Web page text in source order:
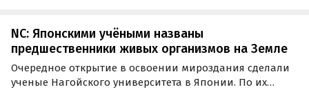
NC: Японскими учёными названы
предшественники живых организмов на Земле
Очередное открытие в освоении мироздания сделали
ученые Нагойского университета в Японии. По их